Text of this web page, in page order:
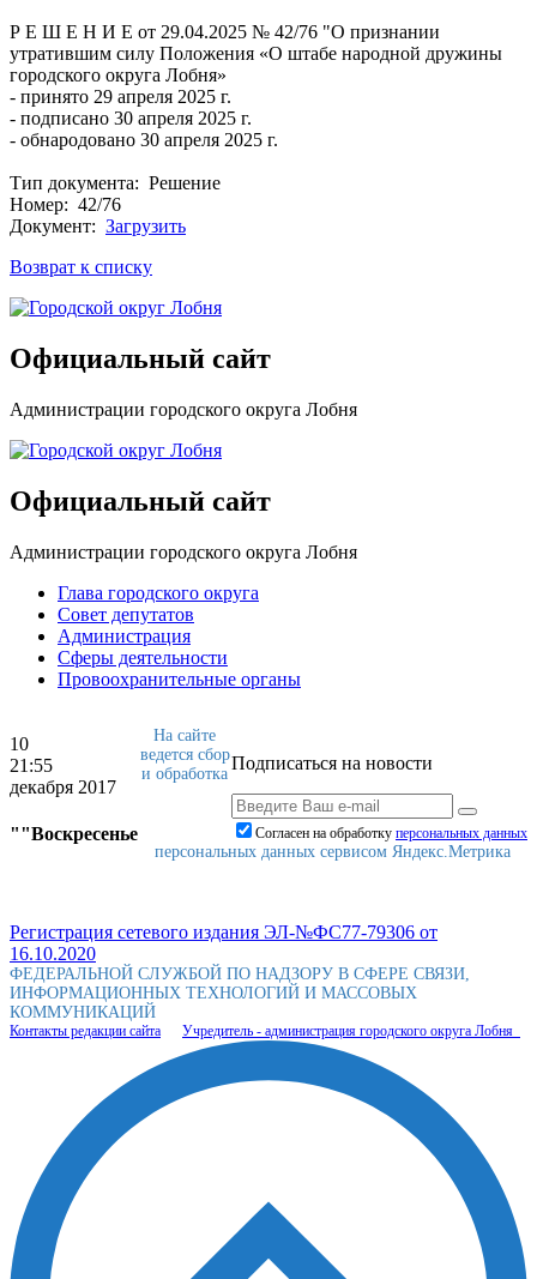
Р Е Ш Е Н И Е от 29.04.2025 № 42/76 "О признании
утратившим силу Положения «О штабе народной дружины
городского округа Лобня»
- принято 29 апреля 2025 г.
- подписано 30 апреля 2025 г.
- обнародовано 30 апреля 2025 г.
Тип документа: Решение
Номер: 42/76
Документ: Загрузить
Возврат к списку
Официальный сайт
Администрации городского округа Лобня
Официальный сайт
Администрации городского округа Лобня
Глава городского округа
Совет депутатов
Администрация
Сферы деятельности
Провоохранительные органы
10
21:55
декабря 2017
""Воскресенье
Подписаться на новости
Согласен на обработку персональныx данных
На сайте
ведется сбор
и обработка
персональных данных сервисом Яндекс.Метрика
Регистрация сетевого издания ЭЛ-№ФС77-79306 от
16.10.2020
ФЕДЕРАЛЬНОЙ СЛУЖБОЙ ПО НАДЗОРУ В СФЕРЕ СВЯЗИ,
ИНФОРМАЦИОННЫХ ТЕХНОЛОГИЙ И МАССОВЫХ
КОММУНИКАЦИЙ
Контакты редакции сайта Учредитель - администрация городского округа Лобня